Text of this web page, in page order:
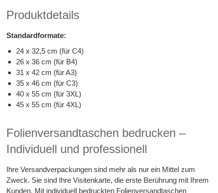
Produktdetails
Standardformate:
24 x 32,5 cm (für C4)
26 x 36 cm (für B4)
31 x 42 cm (für A3)
35 x 46 cm (für C3)
40 x 55 cm (für 3XL)
45 x 55 cm (für 4XL)
Folienversandtaschen bedrucken –
Individuell und professionell
Ihre Versandverpackungen sind mehr als nur ein Mittel zum
Zweck. Sie sind Ihre Visitenkarte, die erste Berührung mit Ihrem
Kunden. Mit individuell bedruckten Folienversandtaschen